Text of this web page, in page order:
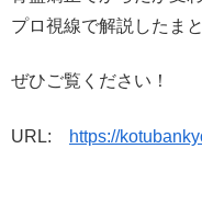
プロ視線で解説したま
ぜひご覧ください！
URL: https://